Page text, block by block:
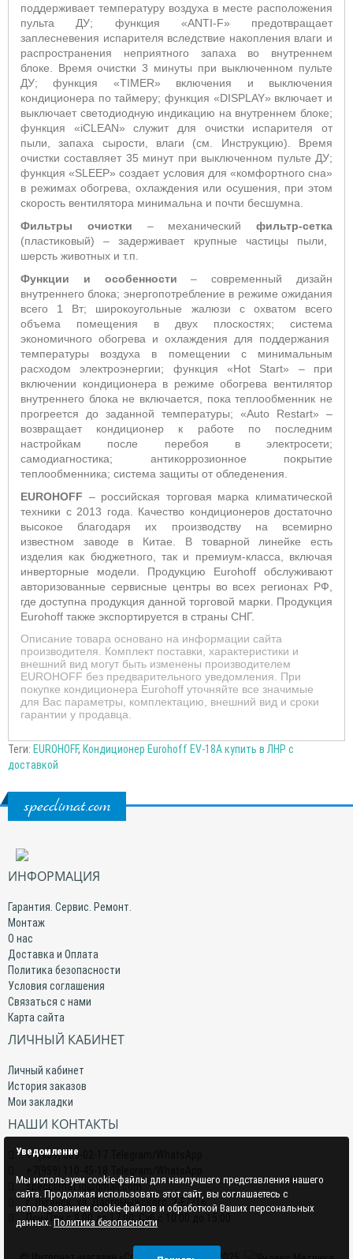
поддерживает температуру воздуха в месте расположения
пульта ДУ; функция «ANTI-F» предотвращает
заплесневения испарителя вследствие накопления влаги и
распространения неприятного запаха во внутреннем
блоке. Время очистки 3 минуты при выключенном пульте
ДУ;функция «TIMER» включения и выключения
кондиционера по таймеру; функция «DISPLAY» включает и
выключает светодиодную индикацию на внутреннем блоке;
функция «iCLEAN» служит для очистки испарителя от
пыли, запаха сырости, влаги (см. Инструкцию). Время
очистки составляет 35 минут при выключенном пульте ДУ;
функция «SLEEP» создает условия для «комфортного сна»
в режимах обогрева, охлаждения или осушения, при этом
скорость вентилятора минимальна и почти бесшумна.
Фильтры очистки – механический фильтр-сетка
(пластиковый) – задерживает крупные частицы пыли,
шерсть животных и т.п.
Функции и особенности – современный дизайн
внутреннего блока; энергопотребление в режиме ожидания
всего 1 Вт; широкоугольные жалюзи с охватом всего
объема помещения в двух плоскостях; система
экономичного обогрева и охлаждения для поддержания
температуры воздуха в помещении с минимальным
расходом электроэнергии; функция «Hot Start» – при
включении кондиционера в режиме обогрева вентилятор
внутреннего блока не включается, пока теплообменник не
прогреется до заданной температуры; «Auto Restart» –
возвращает кондиционер к работе по последним
настройкам после перебоя в электросети;
самодиагностика; антикоррозионное покрытие
теплообменника; система защиты от обледенения.
EUROHOFF – российская торговая марка климатической
техники с 2013 года. Качество кондиционеров достаточно
высокое благодаря их производству на всемирно
известном заводе в Китае. В товарной линейке есть
изделия как бюджетного, так и премиум-класса, включая
инверторные модели. Продукцию Eurohoff
обслуживают
авторизованные сервисные центры во всех регионах РФ,
где доступна продукция данной торговой марки.
Продукция
Eurohoff также экспортируется в страны СНГ.
Описание товара основано на информации сайта
производителя. Комплект поставки, характеристики и
внешний вид могут быть изменены производителем
EUROHOFF без предварительного уведомления. При
покупке кондиционера Eurohoff уточняйте все значимые
для Вас параметры, комплектацию, внешний вид и сроки
гарантии у продавца.
Теги: EUROHOFF, Кондиционер Eurohoff EV-18A купить в ЛНР с
доставкой
specclimat.com
ИНФОРМАЦИЯ
Гарантия. Сервис. Ремонт.
Монтаж
О нас
Доставка и Оплата
Политика безопасности
Условия соглашения
Связаться с нами
Карта сайта
ЛИЧНЫЙ КАБИНЕТ
Личный кабинет
История заказов
Мои закладки
НАШИ КОНТАКТЫ
+7(959) 509-02-17 Telegram/WhatsApp
specclimat.lg@gmail.com
г. Луганск, ул. Даргомыжского, 2-Е/216
Пон-Птн с 9:00 до 17:00; Суб с 10:00 до 15:00
Уведомление
Мы используем cookie-файлы для наилучшего представления нашего
сайта. Продолжая использовать этот сайт, вы соглашаетесь с
использованием cookie-файлов и обработкой Ваших персональных
данных. Политика безопасности